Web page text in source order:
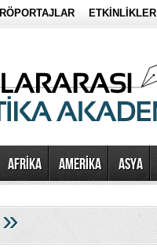
RÖPORTAJLAR ETKİNLİKLER
AFRİKA AMERİKA ASYA
»